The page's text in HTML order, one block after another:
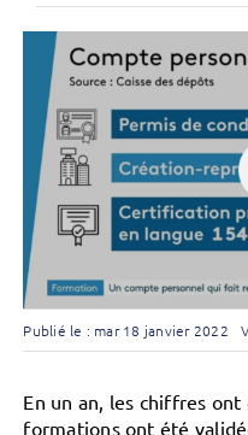
Publié le : mar 18 janvier 2022
En un an, les chiffres
formations ont été